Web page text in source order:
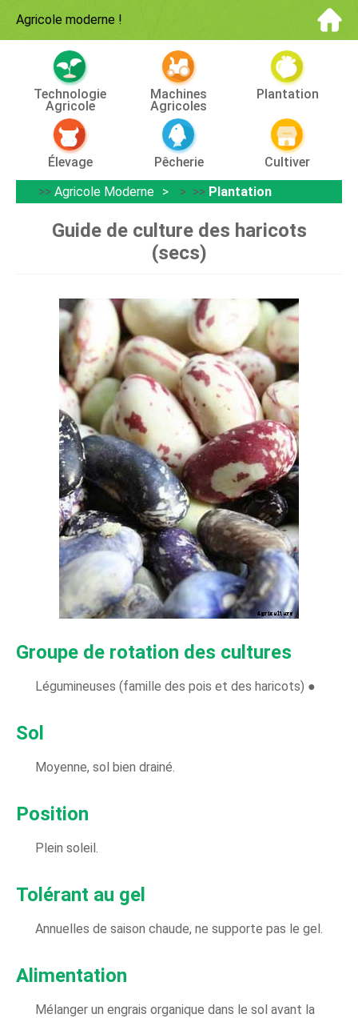
Agricole moderne !
Technologie
Agricole
Machines
Agricoles
Plantation
Élevage Pêcherie
Cultiver
>> Agricole Moderne > >> Plantation
Guide de culture des haricots
(secs)
Groupe de rotation des cultures
Légumineuses (famille des pois et des haricots) ●
Sol
Moyenne, sol bien drainé.
Position
Plein soleil.
Tolérant au gel
Annuelles de saison chaude, ne supporte pas le gel.
Alimentation
Mélanger un engrais organique dans le sol avant la